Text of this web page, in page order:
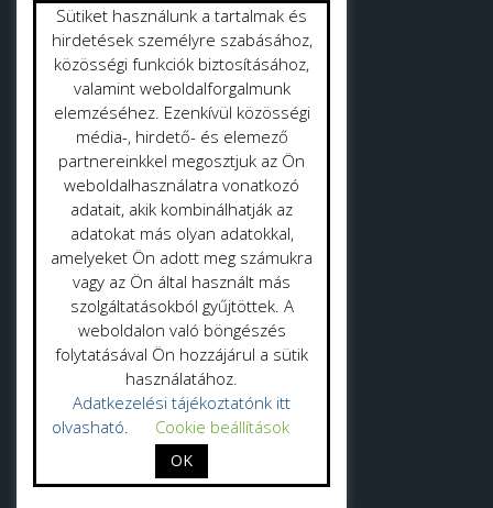
Strandok
Közterület tisztítás
Gyepmester
Vásrácsarnok
Adatvédelmi politika
Adatkezelési tájékoztató
Probio Zrt. 2025
Sütiket használunk a tartalmak és
hirdetések személyre szabásához,
közösségi funkciók biztosításához,
valamint weboldalforgalmunk
elemzéséhez. Ezenkívül közösségi
média-, hirdető- és elemező
partnereinkkel megosztjuk az Ön
weboldalhasználatra vonatkozó
adatait, akik kombinálhatják az
adatokat más olyan adatokkal,
amelyeket Ön adott meg számukra
vagy az Ön által használt más
szolgáltatásokból gyűjtöttek. A
weboldalon való böngészés
folytatásával Ön hozzájárul a sütik
használatához.
Adatkezelési tájékoztatónk itt
olvasható. Cookie beállítások
OK